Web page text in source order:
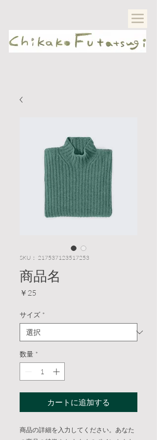
SKU： 217537123517253
商品名
￥25
サイズ *
数量 *
カートに追加する
商品の詳細を入力してください。あなた